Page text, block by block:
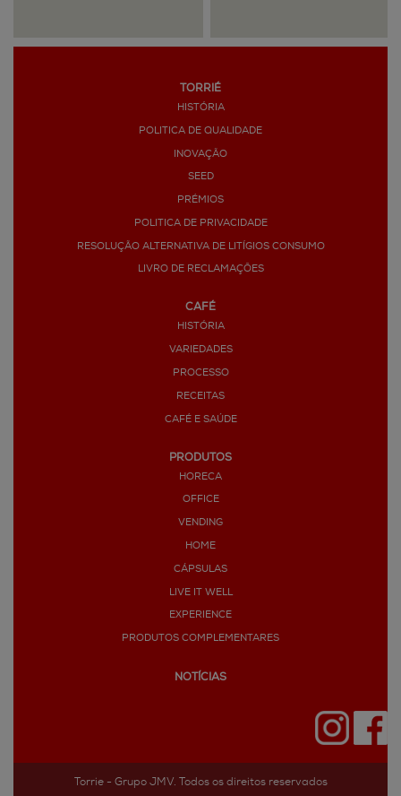
TORRIÉ
HISTÓRIA
POLITICA DE QUALIDADE
INOVAÇÃO
SEED
PRÉMIOS
POLITICA DE PRIVACIDADE
RESOLUÇÃO ALTERNATIVA DE LITÍGIOS CONSUMO
LIVRO DE RECLAMAÇÕES
CAFÉ
HISTÓRIA
VARIEDADES
PROCESSO
RECEITAS
CAFÉ E SAÚDE
PRODUTOS
HORECA
OFFICE
VENDING
HOME
CÁPSULAS
LIVE IT WELL
EXPERIENCE
PRODUTOS COMPLEMENTARES
NOTÍCIAS
Torrie - Grupo JMV. Todos os direitos reservados